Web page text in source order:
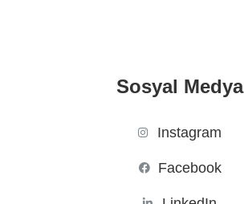
Sosyal Medya
Instagram
Facebook